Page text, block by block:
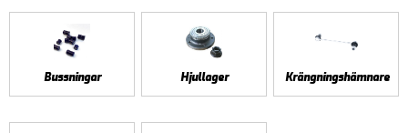
Bussningar Hjullager Krängningshämnare